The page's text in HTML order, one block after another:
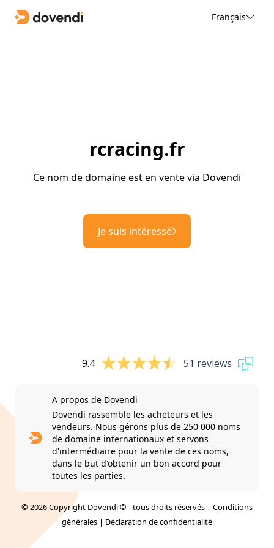
Français
rcracing.fr
Ce nom de domaine est en vente via Dovendi
Je suis intéressé
9.4 51 reviews
A propos de Dovendi
Dovendi rassemble les acheteurs et les
vendeurs. Nous gérons plus de 250 000 noms
de domaine internationaux et servons
d'intermédiaire pour la vente de ces noms,
dans le but d'obtenir un bon accord pour
toutes les parties.
© 2026 Copyright Dovendi © - tous droits réservés | Conditions
générales | Déclaration de confidentialité